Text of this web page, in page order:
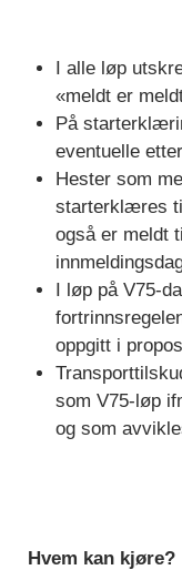
I alle løp
«meldt er
På
eventuelle
Hester som
starterklæres
også er meldt
I løp på V75-
oppgitt i
som V75-løp
og som
Hvem kan kjøre?